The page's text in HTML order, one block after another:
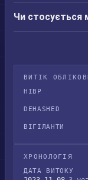
Чи стосується
ВИТІК
HIBP
DEHASHED
ВІГІЛАНТИ
ХРОНОЛОГІЯ
ДАТА ВИТОКУ